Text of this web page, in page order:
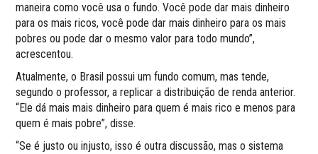
maneira como você usa o fundo. Você pode dar mais dinheiro
para os mais ricos, você pode dar mais dinheiro para os mais
pobres ou pode dar o mesmo valor para todo mundo”,
acrescentou.
Atualmente, o Brasil possui um fundo comum, mas tende,
segundo o professor, a replicar a distribuição de renda anterior.
“Ele dá mais mais dinheiro para quem é mais rico e menos para
quem é mais pobre”, disse.
“Se é justo ou injusto, isso é outra discussão, mas o sistema